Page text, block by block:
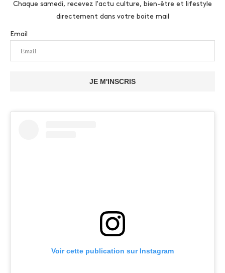
Chaque samedi, recevez l'actu culture, bien-être et lifestyle
directement dans votre boite mail
Email
JE M'INSCRIS
Voir cette publication sur Instagram